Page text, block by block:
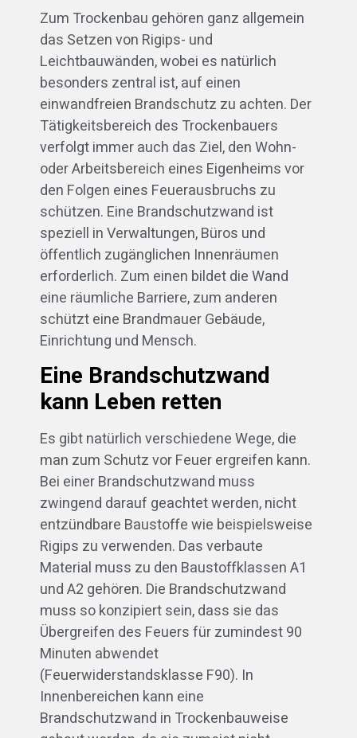
Zum Trockenbau gehören ganz allgemein
das Setzen von Rigips- und
Leichtbauwänden, wobei es natürlich
besonders zentral ist, auf einen
einwandfreien Brandschutz zu achten. Der
Tätigkeitsbereich des Trockenbauers
verfolgt immer auch das Ziel, den Wohn-
oder Arbeitsbereich eines Eigenheims vor
den Folgen eines Feuerausbruchs zu
schützen. Eine Brandschutzwand ist
speziell in Verwaltungen, Büros und
öffentlich zugänglichen Innenräumen
erforderlich. Zum einen bildet die Wand
eine räumliche Barriere, zum anderen
schützt eine Brandmauer Gebäude,
Einrichtung und Mensch.
Eine Brandschutzwand
kann Leben retten
Es gibt natürlich verschiedene Wege, die
man zum Schutz vor Feuer ergreifen kann.
Bei einer Brandschutzwand muss
zwingend darauf geachtet werden, nicht
entzündbare Baustoffe wie beispielsweise
Rigips zu verwenden. Das verbaute
Material muss zu den Baustoffklassen A1
und A2 gehören. Die Brandschutzwand
muss so konzipiert sein, dass sie das
Übergreifen des Feuers für zumindest 90
Minuten abwendet
(Feuerwiderstandsklasse F90). In
Innenbereichen kann eine
Brandschutzwand in Trockenbauweise